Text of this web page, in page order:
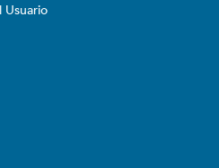
Usuario